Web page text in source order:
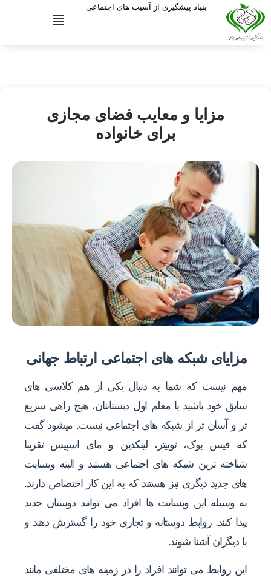
بنیاد پیشگیری از آسیب های اجتماعی
مزایا و معایب فضای مجازی
برای خانواده
مزایای شبکه های اجتماعی ارتباط جهانی
مهم نیست که شما به دنبال یکی از هم کلاسی های
سابق خود باشید یا معلم اول دبستانتان، هیچ راهی سریع
تر و آسان تر از شبکه های اجتماعی نیست. میشود گفت
که فیس بوک، توییتر، لینکدین و مای اسپیس تقریبا
شناخته ترین شبکه های اجتماعی هستند و البته وبسایت
های جدید دیگری نیز هستند که به این کار اختصاص دارند.
به وسیله این وبسایت ها افراد می توانند دوستان جدید
پیدا کنند. روابط دوستانه و تجاری خود را گسترش دهند و
با دیگران آشنا شوند.
این روابط می توانند افراد را در زمینه های مختلفی مانند